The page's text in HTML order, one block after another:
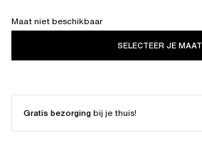
Maat niet beschikbaar
SELECTEER JE MAAT
Gratis bezorgingbij je thuis!